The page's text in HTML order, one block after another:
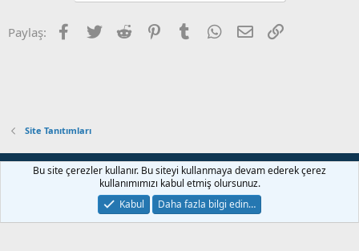
Paylaş: Facebook
Twitter Reddit PinterestTumblr WhatsApp
E-posta
Site Tanıtımları
Bize ulaşın Şartlar ve kurallar Gizlilik politikası
Yardım
Community platform by XenForo © 2010-2022 XenForo Ltd.
Bu site çerezler kullanır. Bu siteyi kullanmaya devam ederek çerez
kullanımımızı kabul etmiş olursunuz.
Kabul
Daha fazla bilgi edin…